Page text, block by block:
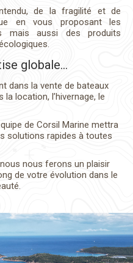
de la fragilité et de
en vous proposant les
mais aussi des produits
globale…
dans la vente de bateaux
location, l’hivernage, le
de Corsil Marine mettra
solutions rapides à toutes
nous ferons un plaisir
de votre évolution dans le